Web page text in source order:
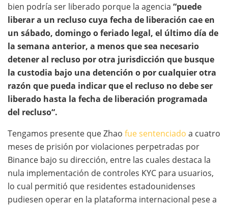
bien podría ser liberado porque la agencia “puede
liberar a un recluso cuya fecha de liberación cae en
un sábado, domingo o feriado legal, el último día de
la semana anterior, a menos que sea necesario
detener al recluso por otra jurisdicción que busque
la custodia bajo una detención o por cualquier otra
razón que pueda indicar que el recluso no debe ser
liberado hasta la fecha de liberación programada
del recluso“.
Tengamos presente que Zhao fue sentenciado a cuatro
meses de prisión por violaciones perpetradas por
Binance bajo su dirección, entre las cuales destaca la
nula implementación de controles KYC para usuarios,
lo cual permitió que residentes estadounidenses
pudiesen operar en la plataforma internacional pese a